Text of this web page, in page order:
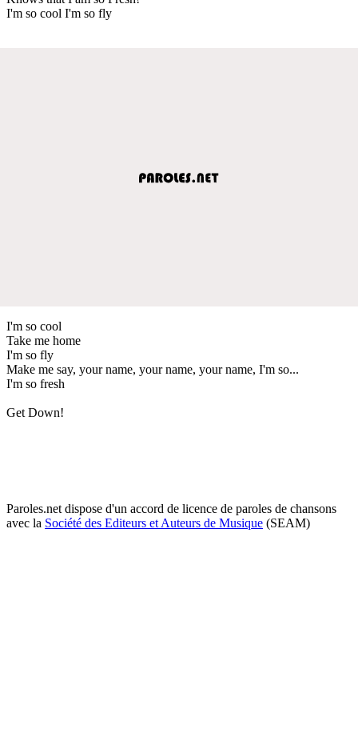
I'm so cool I'm so fly
I'm so cool
Take me home
I'm so fly
Make me say, your name, your name, your name, I'm so...
I'm so fresh
Get Down!
Paroles.net dispose d'un accord de licence de paroles de chansons
avec la Société des Editeurs et Auteurs de Musique (SEAM)